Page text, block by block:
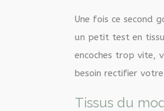
Une fois ce second
un petit test en
encoches trop vite,
besoin rectifier
Tissus du